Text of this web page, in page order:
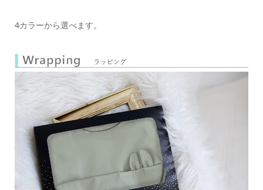
4カラーから選べます。